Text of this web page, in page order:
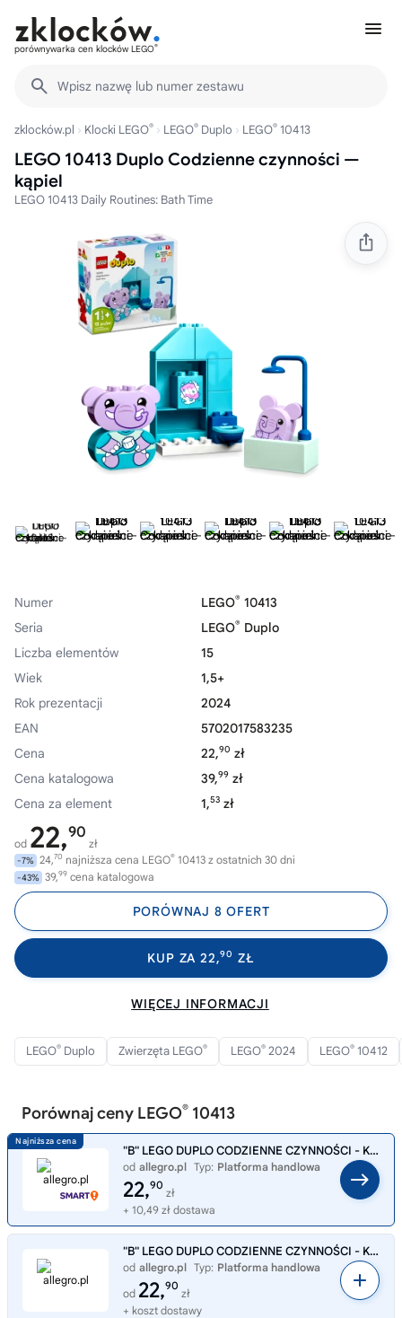
porównywarka cen klocków LEGO®
Wpisz nazwę lub numer zestawu
zklocków.pl Klocki LEGO® LEGO® Duplo LEGO® 10413
LEGO 10413 Duplo Codzienne czynności —
kąpiel
LEGO 10413 Daily Routines: Bath Time
Numer LEGO® 10413
Seria
LEGO® Duplo
Liczba elementów
15
Wiek
1,5+
Rok prezentacji
2024
EAN
5702017583235
Cena
22,90 zł
Cena katalogowa
39,99 zł
Cena za element
1,53 zł
od 22,90
zł
-7% 24,70 najniższa cena LEGO® 10413 z ostatnich 30 dni
-43% 39,99 cena katalogowa
PORÓWNAJ 8 OFERT
KUP ZA 22,90 ZŁ
WIĘCEJ INFORMACJI
LEGO® Duplo Zwierzęta LEGO® LEGO® 2024 LEGO® 10412
Porównaj ceny LEGO® 10413
"B" LEGO DUPLO CODZIENNE CZYNNOŚCI - KĄPIEL 10413
od allegro.pl Typ: Platforma handlowa
22,90
zł
+ 10,49 zł dostawa
"B" LEGO DUPLO CODZIENNE CZYNNOŚCI - KĄPIEL 10413
od allegro.pl Typ: Platforma handlowa
od 22,90
zł
+ koszt dostawy